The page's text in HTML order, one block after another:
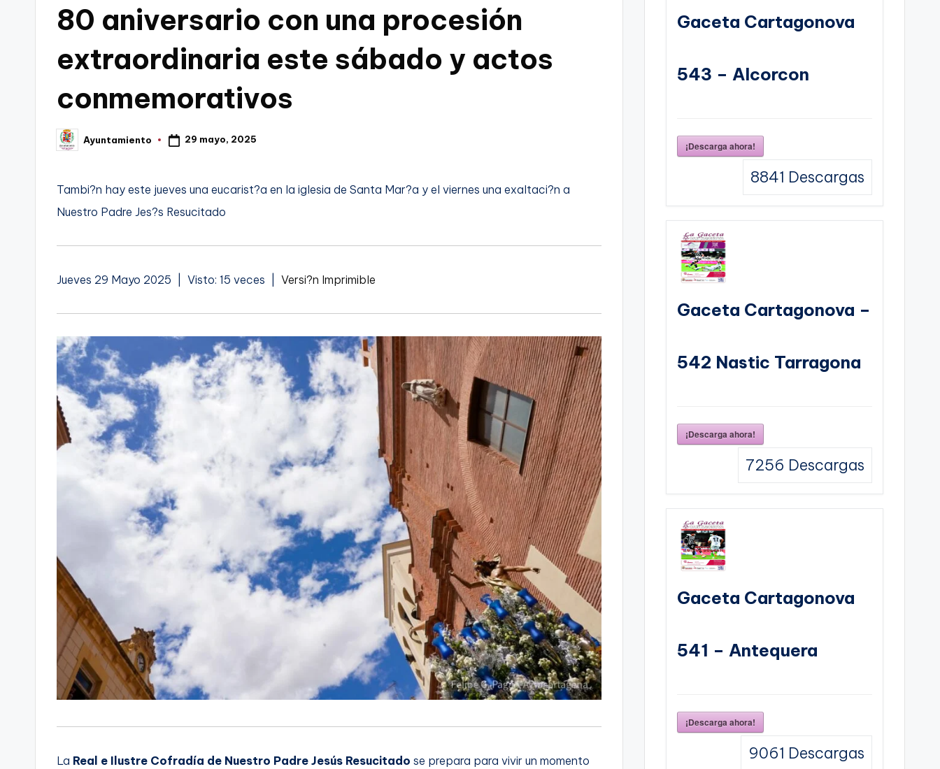
80 aniversario con una procesión
extraordinaria este sábado y actos
conmemorativos
Publicado
por
Ayuntamiento 29 mayo, 2025
Tambi?n hay este jueves una eucarist?a en la iglesia de Santa Mar?a y el viernes una exaltaci?n a
Nuestro Padre Jes?s Resucitado
Jueves 29 Mayo 2025 | Visto: 15 veces | Versi?n Imprimible
La Real e Ilustre Cofradía de Nuestro Padre Jesús Resucitado se prepara para vivir un momento
Gaceta Cartagonova
543 – Alcorcon
¡Descarga ahora!
8841 Descargas
Gaceta Cartagonova –
542 Nastic Tarragona
¡Descarga ahora!
7256 Descargas
Gaceta Cartagonova
541 – Antequera
¡Descarga ahora!
9061 Descargas